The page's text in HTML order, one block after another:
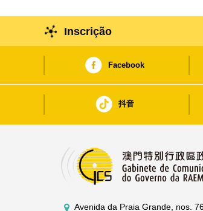
Inscrição
Facebook
抖音
Avenida da Praia Grande, nos.